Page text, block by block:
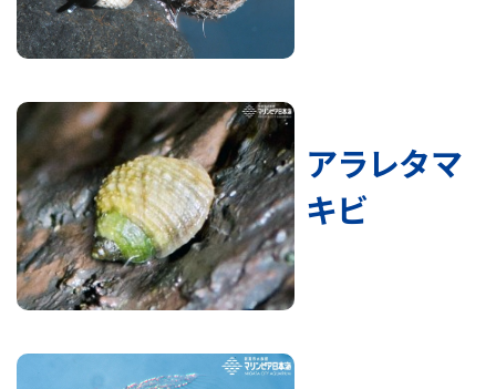
アラレタマ
キビ